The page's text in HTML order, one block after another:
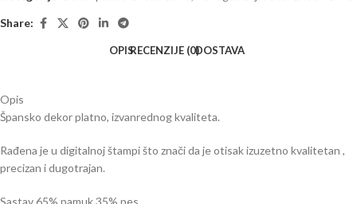
Share:
OPISRECENZIJE (0)DOSTAVA
Opis
Špansko dekor platno, izvanrednog kvaliteta.
Rađena je u digitalnoj štampi što znači da je otisak izuzetno kvalitetan ,
precizan i dugotrajan.
Sastav 65% pamuk 35% pes